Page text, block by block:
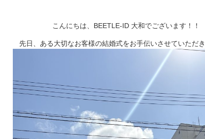
こんにちは、BEETLE-ID 大和でございます！！
先日、ある大切なお客様の結婚式をお手伝いさせていただき